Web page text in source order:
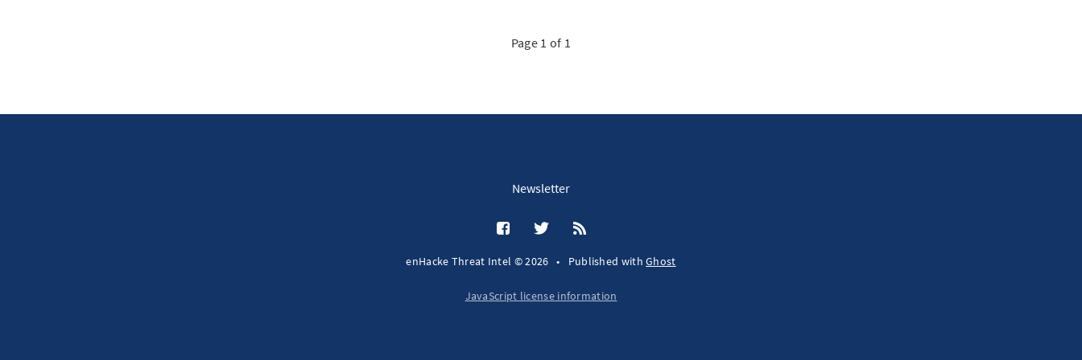
Page 1 of 1
Newsletter
enHacke Threat Intel © 2026 • Published withGhost
JavaScript license information